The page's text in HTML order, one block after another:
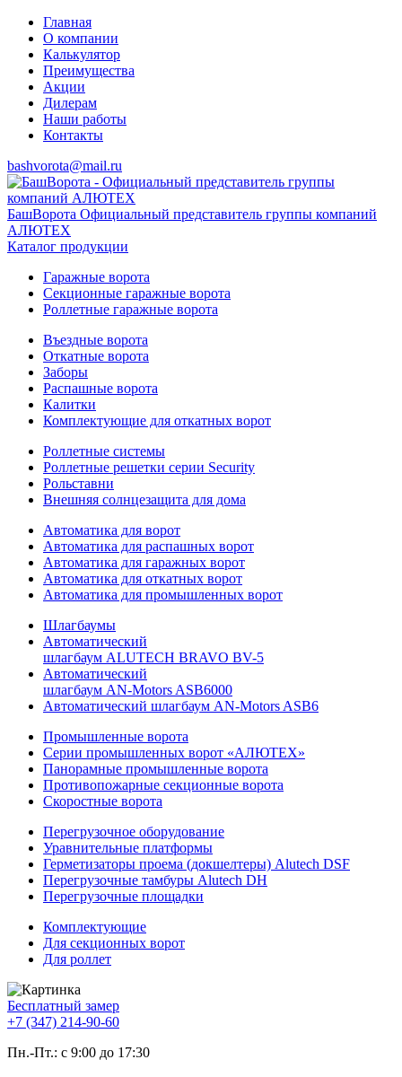
Главная
О компании
Калькулятор
Преимущества
Акции
Дилерам
Наши работы
Контакты
bashvorota@mail.ru
БашВорота Официальный представитель группы компаний
АЛЮТЕХ
Каталог продукции
Гаражные ворота
Секционные гаражные ворота
Роллетные гаражные ворота
Въездные ворота
Откатные ворота
Заборы
Распашные ворота
Калитки
Комплектующие для откатных ворот
Роллетные системы
Роллетные решетки серии Security
Рольставни
Внешняя солнцезащита для дома
Автоматика для ворот
Автоматика для распашных ворот
Автоматика для гаражных ворот
Автоматика для откатных ворот
Автоматика для промышленных ворот
Шлагбаумы
Автоматический
шлагбаум ALUTECH BRAVO BV-5
Автоматический
шлагбаум AN-Motors ASB6000
Автоматический шлагбаум AN-Motors ASB6
Промышленные ворота
Серии промышленных ворот «АЛЮТЕХ»
Панорамные промышленные ворота
Противопожарные секционные ворота
Скоростные ворота
Перегрузочное оборудование
Уравнительные платформы
Герметизаторы проема (докшелтеры) Alutech DSF
Перегрузочные тамбуры Alutech DH
Перегрузочные площадки
Комплектующие
Для секционных ворот
Для роллет
Бесплатный замер
+7 (347) 214-90-60
Пн.-Пт.: с 9:00 до 17:30